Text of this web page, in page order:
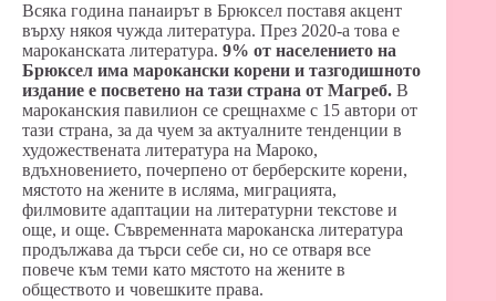
Всяка година панаирът в Брюксел поставя акцент
върху някоя чужда литература. През 2020-а това е
мароканската литература. 9% от населението на
Брюксел има марокански корени и тазгодишното
издание е посветено на тази страна от Магреб. В
мароканския павилион се срещнахме с 15 автори от
тази страна, за да чуем за актуалните тенденции в
художествената литература на Мароко,
вдъхновението, почерпено от берберските корени,
мястото на жените в исляма, миграцията,
филмовите адаптации на литературни текстове и
още, и още. Съвременната мароканска литература
продължава да търси себе си, но се отваря все
повече към теми като мястото на жените в
обществото и човешките права.